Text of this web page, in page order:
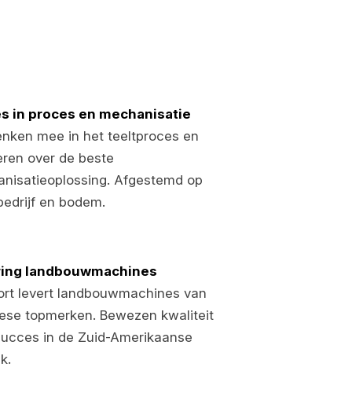
in proces en mechanisatie
mee in het teeltproces en
over de beste
Afgestemd op
en bodem.
landbouwmachines
levert landbouwmachines van
topmerken. Bewezen kwaliteit
in de Zuid-Amerikaanse